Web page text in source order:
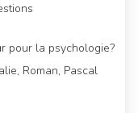
pour la psychologie?
Roman, Pascal